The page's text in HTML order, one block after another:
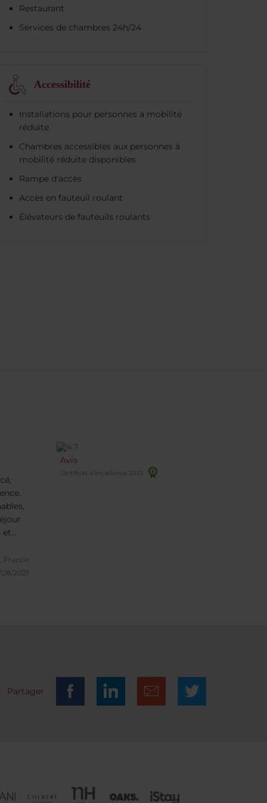
Restaurant
Services de chambres 24h/24
Accessibilité
Installations pour personnes à mobilité
réduite
Chambres accessibles aux personnes à
mobilité réduite disponibles
Rampe d'accès
Accès en fauteuil roulant
Élévateurs de fauteuils roulants
et
France
08/2021
Avis
Certificat d’excellence 2025
Partager